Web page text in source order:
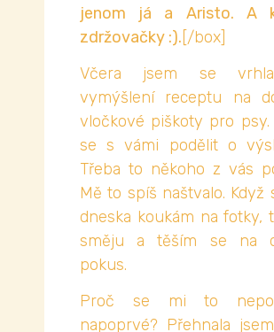
jenom já a Aristo. A
zdržovačky :).[/box]
Včera jsem se
vymýšlení receptu na
vločkové piškoty pro
se s vámi podělit o
Třeba to někoho z vás
Mě to spíš naštvalo. Když
dneska koukám na fotky,
směju a těším se na
pokus.
Proč se mi to
napoprvé? Přehnala